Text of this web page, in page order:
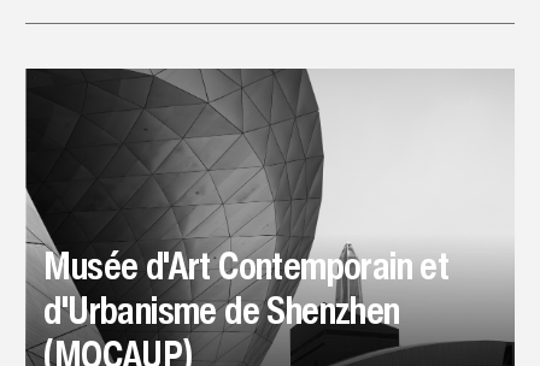
Musée d'Art Contemporain et
d'Urbanisme de Shenzhen
(MOCAUP)